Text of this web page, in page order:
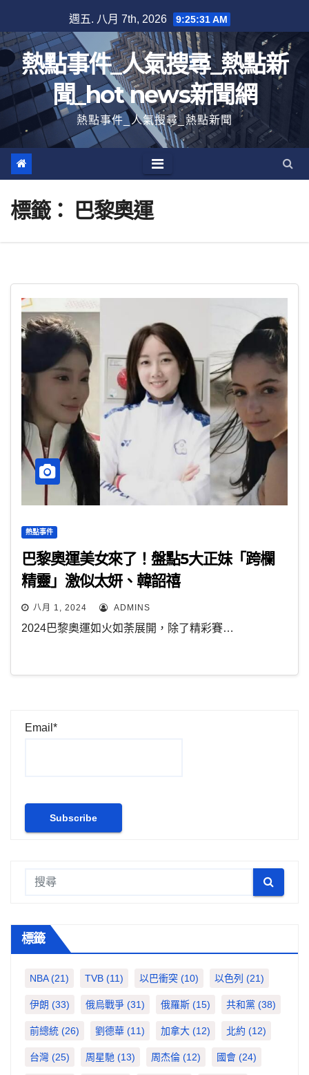
至
內
容
週五. 八月 7th, 2026 9:25:31 AM
熱點事件_人氣搜尋_熱點新
聞_hot news新聞網
熱點事件_人氣搜尋_熱點新聞
標籤： 巴黎奧運
熱點事件
巴黎奧運美女來了！盤點5大正妹「跨欄
精靈」激似太妍、韓韶禧
八月 1, 2024 ADMINS
2024巴黎奧運如火如荼展開，除了精彩賽…
Email*
標籤
NBA(21) TVB (11) 以巴衝突 (10) 以色列 (21)
伊朗 (33) 俄烏戰爭 (31) 俄羅斯 (15) 共和黨 (38)
前總統 (26) 劉德華 (11) 加拿大 (12) 北約 (12)
台灣 (25) 周星馳 (13) 周杰倫 (12) 國會 (24)